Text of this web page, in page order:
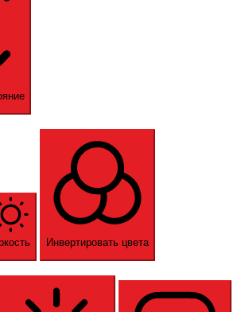
Инвертировать цвета